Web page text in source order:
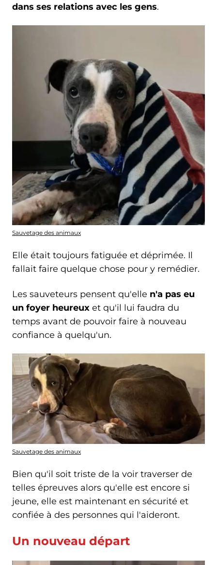
dans ses relations avec les gens.
Sauvetage des animaux
Elle était toujours fatiguée et déprimée. Il
fallait faire quelque chose pour y remédier.
Les sauveteurs pensent qu'elle n'a pas eu
un foyer heureux et qu'il lui faudra du
temps avant de pouvoir faire à nouveau
confiance à quelqu'un.
Sauvetage des animaux
Bien qu'il soit triste de la voir traverser de
telles épreuves alors qu'elle est encore si
jeune, elle est maintenant en sécurité et
confiée à des personnes qui l'aideront.
Un nouveau départ